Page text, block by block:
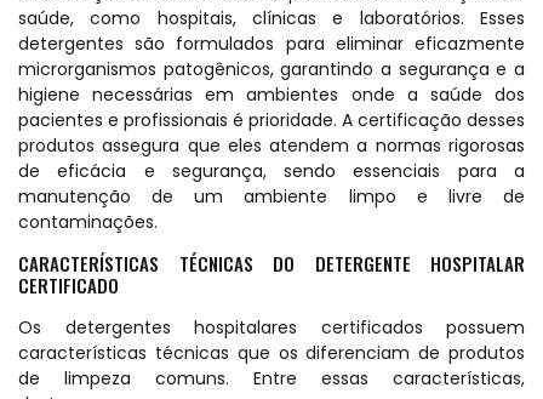
saúde, como hospitais, clínicas e laboratórios. Esses
detergentes são formulados para eliminar eficazmente
microrganismos patogênicos, garantindo a segurança e a
higiene necessárias em ambientes onde a saúde dos
pacientes e profissionais é prioridade. A certificação desses
produtos assegura que eles atendem a normas rigorosas
de eficácia e segurança, sendo essenciais para a
manutenção de um ambiente limpo e livre de
contaminações.
CARACTERÍSTICAS TÉCNICAS DO DETERGENTE HOSPITALAR
CERTIFICADO
Os detergentes hospitalares certificados possuem
características técnicas que os diferenciam de produtos
de limpeza comuns. Entre essas características,